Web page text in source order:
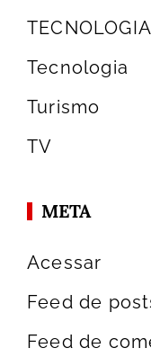
TECNOLOGIA
Tecnologia
Turismo
TV
META
Acessar
Feed de
Feed de